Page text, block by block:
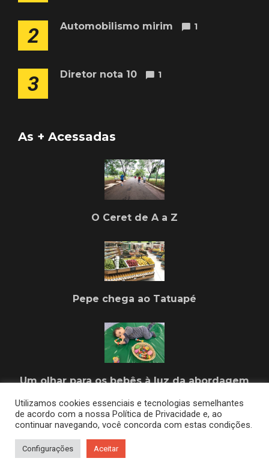
2 Automobilismo mirim 1
3 Diretor nota 10 1
As + Acessadas
O Ceret de A a Z
Pepe chega ao Tatuapé
Um olhar para os bebês à luz da abordagem
Utilizamos cookies essenciais e tecnologias semelhantes
de acordo com a nossa Política de Privacidade e, ao
continuar navegando, você concorda com estas condições.
Configurações Aceitar